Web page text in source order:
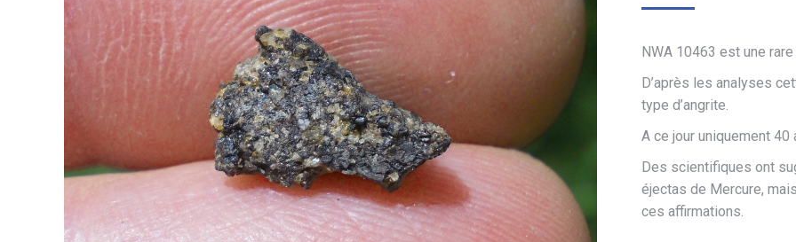
NWA 10463 est une
D’après les analyses
type d’angrite.
A ce jour uniquement
Des scientifiques ont
éjectas de Mercure,
ces affirmations.